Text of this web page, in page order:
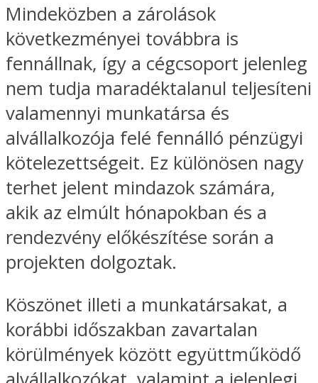
Mindeközben a zárolások
következményei továbbra is
fennállnak, így a cégcsoport jelenleg
nem tudja maradéktalanul teljesíteni
valamennyi munkatársa és
alvállalkozója felé fennálló pénzügyi
kötelezettségeit. Ez különösen nagy
terhet jelent mindazok számára,
akik az elmúlt hónapokban és a
rendezvény előkészítése során a
projekten dolgoztak.
Köszönet illeti a munkatársakat, a
korábbi időszakban zavartalan
körülmények között együttműködő